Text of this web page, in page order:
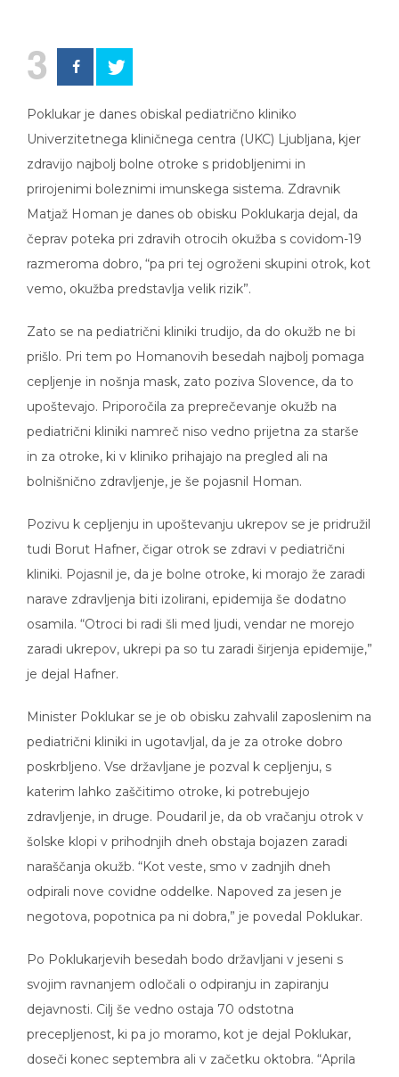
3
Poklukar je danes obiskal pediatrično kliniko
Univerzitetnega kliničnega centra (UKC) Ljubljana, kjer
zdravijo najbolj bolne otroke s pridobljenimi in
prirojenimi boleznimi imunskega sistema. Zdravnik
Matjaž Homan je danes ob obisku Poklukarja dejal, da
čeprav poteka pri zdravih otrocih okužba s covidom-19
razmeroma dobro, “pa pri tej ogroženi skupini otrok, kot
vemo, okužba predstavlja velik rizik”.
Zato se na pediatrični kliniki trudijo, da do okužb ne bi
prišlo. Pri tem po Homanovih besedah najbolj pomaga
cepljenje in nošnja mask, zato poziva Slovence, da to
upoštevajo. Priporočila za preprečevanje okužb na
pediatrični kliniki namreč niso vedno prijetna za starše
in za otroke, ki v kliniko prihajajo na pregled ali na
bolnišnično zdravljenje, je še pojasnil Homan.
Pozivu k cepljenju in upoštevanju ukrepov se je pridružil
tudi Borut Hafner, čigar otrok se zdravi v pediatrični
kliniki. Pojasnil je, da je bolne otroke, ki morajo že zaradi
narave zdravljenja biti izolirani, epidemija še dodatno
osamila. “Otroci bi radi šli med ljudi, vendar ne morejo
zaradi ukrepov, ukrepi pa so tu zaradi širjenja epidemije,”
je dejal Hafner.
Minister Poklukar se je ob obisku zahvalil zaposlenim na
pediatrični kliniki in ugotavljal, da je za otroke dobro
poskrbljeno. Vse državljane je pozval k cepljenju, s
katerim lahko zaščitimo otroke, ki potrebujejo
zdravljenje, in druge. Poudaril je, da ob vračanju otrok v
šolske klopi v prihodnjih dneh obstaja bojazen zaradi
naraščanja okužb. “Kot veste, smo v zadnjih dneh
odpirali nove covidne oddelke. Napoved za jesen je
negotova, popotnica pa ni dobra,” je povedal Poklukar.
Po Poklukarjevih besedah bodo državljani v jeseni s
svojim ravnanjem odločali o odpiranju in zapiranju
dejavnosti. Cilj še vedno ostaja 70 odstotna
precepljenost, ki pa jo moramo, kot je dejal Poklukar,
doseči konec septembra ali v začetku oktobra. “Aprila